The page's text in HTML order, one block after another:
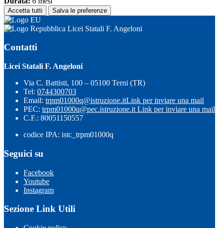
Accetta tutti Salva le preferenze
Licei Statali F. Angeloni
Contatti
Licei Statali F. Angeloni
Via C. Battisti, 100 – 05100 Terni (TR)
Tel: 0744300703
Email: trpm01000q@istruzione.itLink per inviare una mail
PEC: trpm01000q@pec.istruzione.it Link per inviare una mail
C.F.: 80051150557
codice IPA: istc_trpm01000q
Seguici su
Facebook
Youtube
Instagram
Sezione Link Utili